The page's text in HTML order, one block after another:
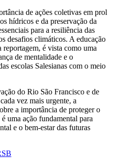
de ações coletivas em prol
hídricos e da preservação da
para a resiliência das
desafios climáticos. A educação
é vista como uma
de mentalidade e o
escolas Salesianas com o meio
do Rio São Francisco e de
vez mais urgente, a
a importância de proteger o
uma ação fundamental para
e o bem-estar das futuras